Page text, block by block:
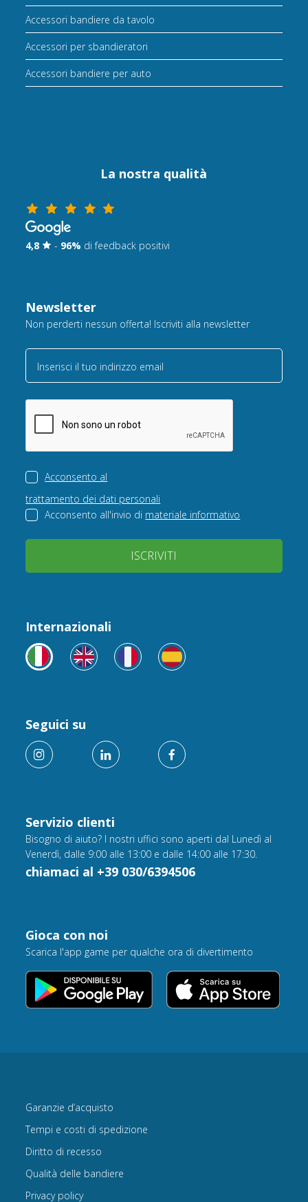
Accessori bandiere da tavolo
Accessori per sbandieratori
Accessori bandiere per auto
La nostra qualità
4,8 - 96% di feedback positivi
Newsletter
Non perderti nessun offerta! Iscriviti alla newsletter
Inserisci il tuo indirizzo email
Acconsento al
trattamento dei dati personali
Acconsento all'invio di materiale informativo
ISCRIVITI
Servizio clienti
Bisogno di aiuto? I nostri uffici sono aperti dal Lunedì al
Venerdì, dalle 9:00 alle 13:00 e dalle 14:00 alle 17:30.
chiamaci al +39 030/6394506
Internazionali
Seguici su
Gioca con noi
Scarica l'app game per qualche ora di divertimento
Garanzie d’acquisto
Tempi e costi di spedizione
Diritto di recesso
Qualità delle bandiere
Privacy policy